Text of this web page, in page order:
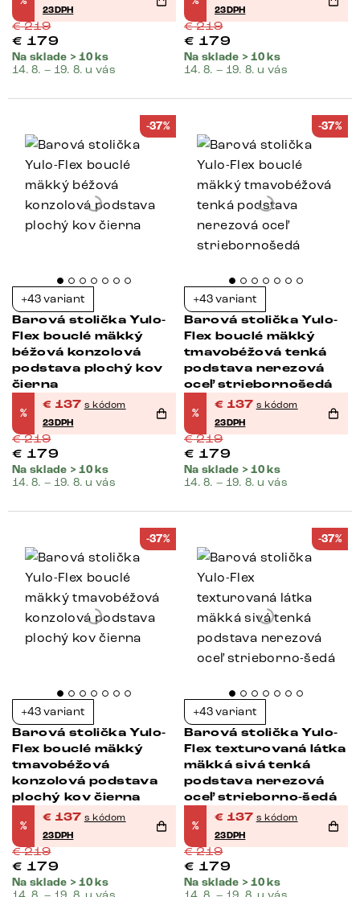
23DPH
€219
€ 179
Na sklade > 10 ks
14. 8. – 19. 8. u vás
23DPH
€219
€ 179
Na sklade > 10 ks
14. 8. – 19. 8. u vás
-37%
+43 variant
Barová stolička Yulo-
Flex bouclé mäkký
béžová konzolová
podstava plochý kov
čierna
%
€ 137 s kódom
23DPH
€219
€ 179
Na sklade > 10 ks
14. 8. – 19. 8. u vás
-37%
+43 variant
Barová stolička Yulo-
Flex bouclé mäkký
tmavobéžová tenká
podstava nerezová
oceľ striebornošedá
%
€ 137 s kódom
23DPH
€219
€ 179
Na sklade > 10 ks
14. 8. – 19. 8. u vás
-37%
+43 variant
Barová stolička Yulo-
Flex bouclé mäkký
tmavobéžová
konzolová podstava
plochý kov čierna
%
€ 137 s kódom
23DPH
€219
€ 179
Na sklade > 10 ks
-37%
+43 variant
Barová stolička Yulo-
Flex texturovaná látka
mäkká sivá tenká
podstava nerezová
oceľ strieborno-šedá
%
€ 137 s kódom
23DPH
€219
€ 179
Na sklade > 10 ks